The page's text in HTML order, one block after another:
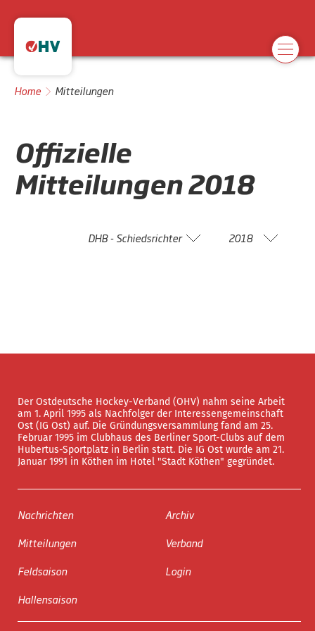
Home Mitteilungen
Offizielle
Mitteilungen2018
DHB - Schiedsrichter 2018
Der Ostdeutsche Hockey-Verband (OHV) nahm seine Arbeit
am 1. April 1995 als Nachfolger der Interessengemeinschaft
Ost (IG Ost) auf. Die Gründungsversammlung fand am 25.
Februar 1995 im Clubhaus des Berliner Sport-Clubs auf dem
Hubertus-Sportplatz in Berlin statt. Die IG Ost wurde am 21.
Januar 1991 in Köthen im Hotel "Stadt Köthen" gegründet.
Nachrichten
Mitteilungen
Feldsaison
Hallensaison
Archiv
Verband
Login